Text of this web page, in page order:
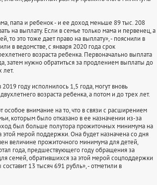
папа и ребенок - и ее доход меньше 89 тыс. 208
на выплату. Если в семье только мама и первенец, а
то это тоже дает право на выплату», - пояснили в
в ведомстве, с января 2020 года срок
возраста ребенка. Первоначально выплата
затем нужно обратиться за продлением выплаты до
лет.
году исполнилось 1,5 года, могут вновь
возраста ребенка, а потом и до трех лет.
внимание на то, что в связи с расширением
которым было отказано в ее назначении из-за
был больше полутора прожиточных минимума на
этой мерой поддержки. Она будет назначена со дня
величине прожиточного минимума для детей,
года, предшествующего году обращения за
семей, обратившихся за этой мерой соцподдержки
13 тысяч 691 рубль», - отметили в